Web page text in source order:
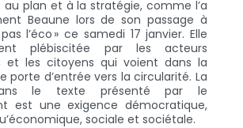
au plan et à la stratégie, comme l’a
Beaune lors de son passage à
l’éco » ce samedi 17 janvier. Elle
plébiscitée par les acteurs
et les citoyens qui voient dans la
porte d’entrée vers la circularité. La
le texte présenté par le
est une exigence démocratique,
sociale et sociétale.